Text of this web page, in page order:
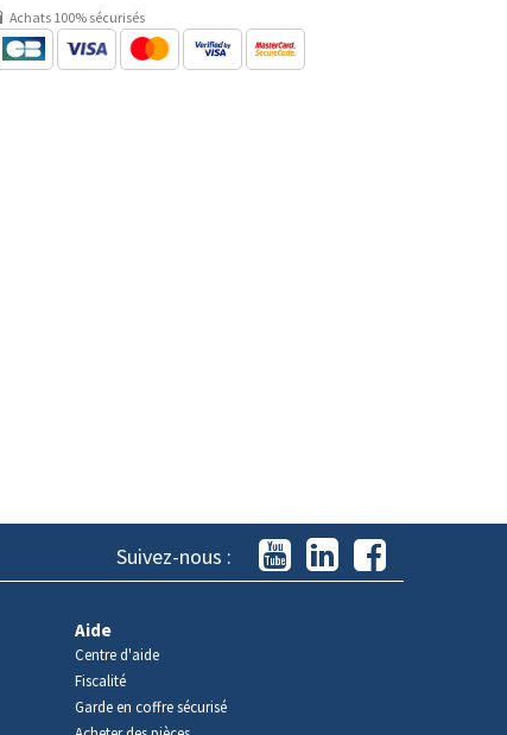
Achats 100% sécurisés
Suivez-nous :
Aide
Centre d'aide
Fiscalité
Garde en coffre sécurisé